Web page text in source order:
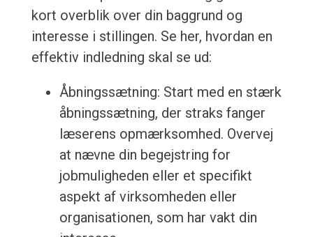
kort overblik over din baggrund og
interesse i stillingen. Se her, hvordan en
effektiv indledning skal se ud:
Åbningssætning: Start med en stærk
åbningssætning, der straks fanger
læserens opmærksomhed. Overvej
at nævne din begejstring for
jobmuligheden eller et specifikt
aspekt af virksomheden eller
organisationen, som har vakt din